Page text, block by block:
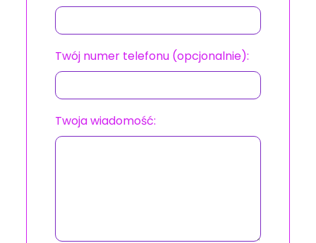
Twój numer telefonu (opcjonalnie):
Twoja wiadomość: